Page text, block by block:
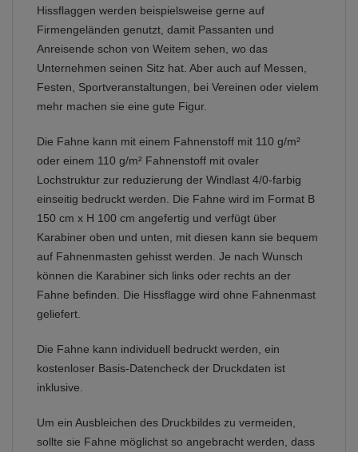
Hissflaggen werden beispielsweise gerne auf
Firmengeländen genutzt, damit Passanten und
Anreisende schon von Weitem sehen, wo das
Unternehmen seinen Sitz hat. Aber auch auf Messen,
Festen, Sportveranstaltungen, bei Vereinen oder vielem
mehr machen sie eine gute Figur.
Die Fahne kann mit einem Fahnenstoff mit 110 g/m²
oder einem 110 g/m² Fahnenstoff mit ovaler
Lochstruktur zur reduzierung der Windlast 4/0-farbig
einseitig bedruckt werden. Die Fahne wird im Format B
150 cm x H 100 cm angefertig und verfügt über
Karabiner oben und unten, mit diesen kann sie bequem
auf Fahnenmasten gehisst werden. Je nach Wunsch
können die Karabiner sich links oder rechts an der
Fahne befinden. Die Hissflagge wird ohne Fahnenmast
geliefert.
Die Fahne kann individuell bedruckt werden, ein
kostenloser Basis-Datencheck der Druckdaten ist
inklusive.
Um ein Ausbleichen des Druckbildes zu vermeiden,
sollte sie Fahne möglichst so angebracht werden, dass